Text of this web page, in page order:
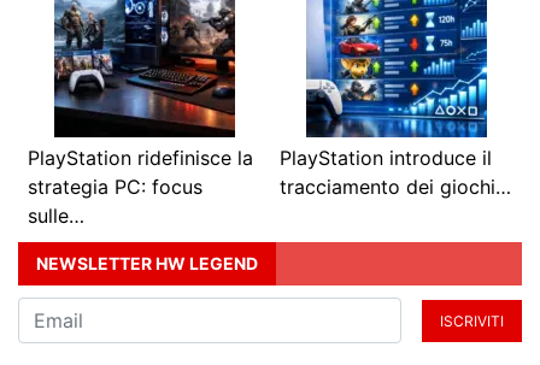
PlayStation ridefinisce la
strategia PC: focus
sulle…
PlayStation introduce il
tracciamento dei giochi…
NEWSLETTER HW LEGEND
ISCRIVITI